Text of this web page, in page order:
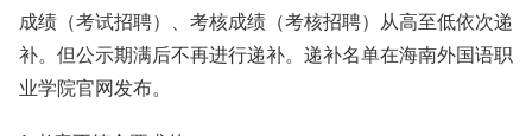
成绩（考试招聘）、考核成绩（考核招聘）从高至低依次递
补。但公示期满后不再进行递补。递补名单在海南外国语职
业学院官网发布。